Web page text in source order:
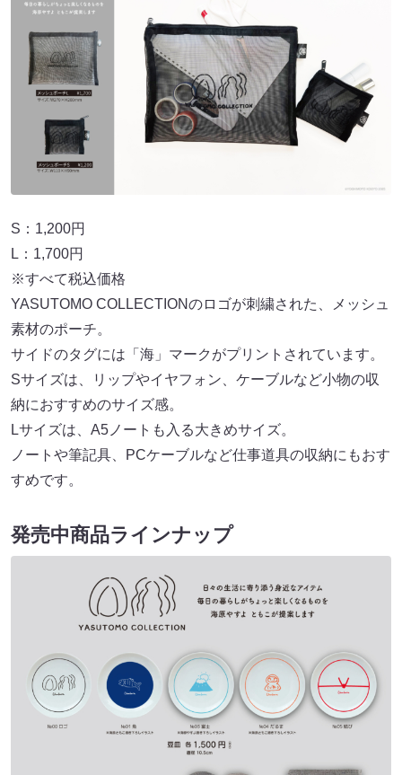
S：1,200円
L：1,700円
※すべて税込価格
YASUTOMO COLLECTIONのロゴが刺繍された、メッシュ
素材のポーチ。
サイドのタグには「海」マークがプリントされています。
Sサイズは、リップやイヤフォン、ケーブルなど小物の収
納におすすめのサイズ感。
Lサイズは、A5ノートも入る大きめサイズ。
ノートや筆記具、PCケーブルなど仕事道具の収納にもおす
すめです。
発売中商品ラインナップ